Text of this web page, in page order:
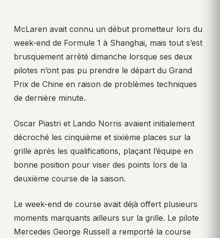
McLaren avait connu un début prometteur lors du
week-end de Formule 1 à Shanghai, mais tout s’est
brusquement arrêté dimanche lorsque ses deux
pilotes n’ont pas pu prendre le départ du Grand
Prix de Chine en raison de problèmes techniques
de dernière minute.
Oscar Piastri et Lando Norris avaient initialement
décroché les cinquième et sixième places sur la
grille après les qualifications, plaçant l’équipe en
bonne position pour viser des points lors de la
deuxième course de la saison.
Le week-end de course avait déjà offert plusieurs
moments marquants ailleurs sur la grille. Le pilote
Mercedes George Russell a remporté la course